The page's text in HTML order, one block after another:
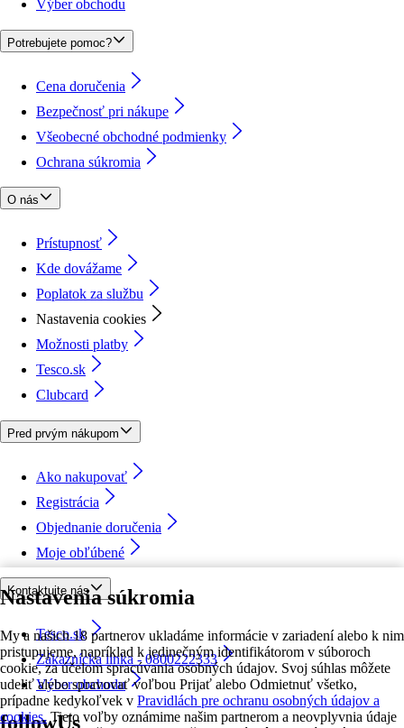
Nastavenia súkromia
My a našich 18 partnerov ukladáme informácie v zariadení alebo k nim
pristupujeme, napríklad k jedinečným identifikátorom v súboroch
cookie, za účelom spracúvania osobných údajov. Svoj súhlas môžete
udeliť alebo spravovať voľbou Prijať alebo Odmietnuť všetko,
prípadne kedykoľvek v Pravidlách pre ochranu osobných údajov a
cookies. Tieto voľby oznámime našim partnerom a neovplyvnia údaje
Výber obchodu
Potrebujete pomoc?
Cena doručenia
Bezpečnosť pri nákupe
Všeobecné obchodné podmienky
Ochrana súkromia
O nás
Prístupnosť
Kde dovážame
Poplatok za službu
Nastavenia cookies
Možnosti platby
Tesco.sk
Clubcard
Pred prvým nákupom
Ako nakupovať
Registrácia
Objednanie doručenia
Moje obľúbené
Kontaktujte nás
Tesco.sk
Zákaznícka linka - 0800222333
Výber obchodu
followUs